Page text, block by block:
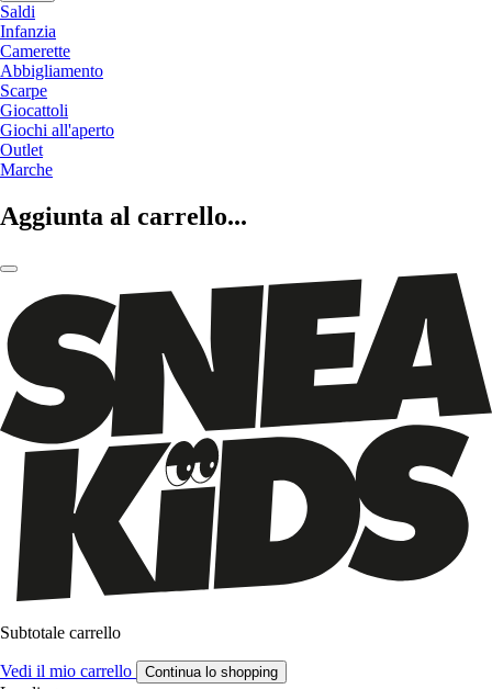
Saldi
Infanzia
Camerette
Abbigliamento
Scarpe
Giocattoli
Giochi all'aperto
Outlet
Marche
Aggiunta al carrello...
Subtotale carrello
Vedi il mio carrello Continua lo shopping